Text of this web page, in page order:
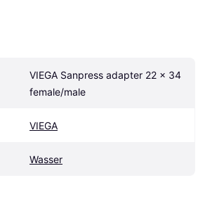
VIEGA Sanpress adapter 22 x 34
female/male
VIEGA
Wasser